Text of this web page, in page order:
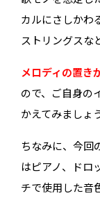
カルにさしかわ
ストリングスな
メロディの置き
ので、ご自身の
かえてみましょう
ちなみに、今回
はピアノ、ドロ
チで使用した音